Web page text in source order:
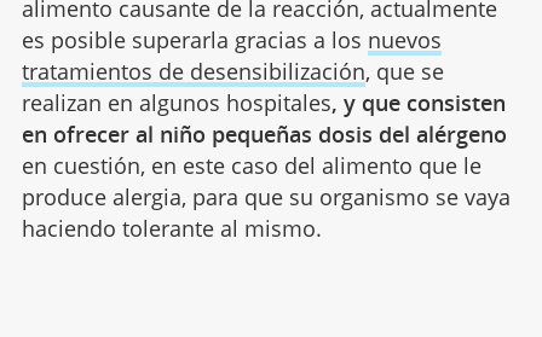
alimento causante de la reacción, actualmente
es posible superarla gracias a los nuevos
tratamientos de desensibilización, que se
realizan en algunos hospitales, y que consisten
en ofrecer al niño pequeñas dosis del alérgeno
en cuestión, en este caso del alimento que le
produce alergia, para que su organismo se vaya
haciendo tolerante al mismo.